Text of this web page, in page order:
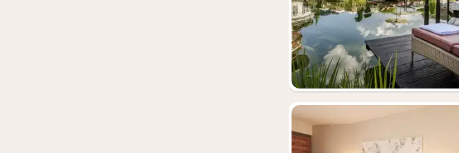
Forrige billede